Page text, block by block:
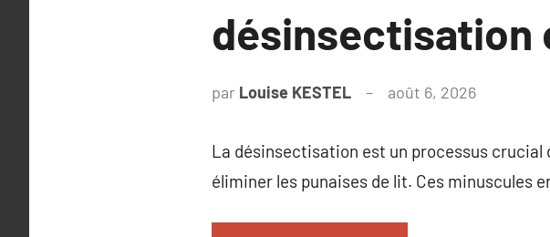
désinsectisation
par Louise KESTEL août 6, 2026
La désinsectisation est un processus crucial
éliminer les punaises de lit. Ces minuscules